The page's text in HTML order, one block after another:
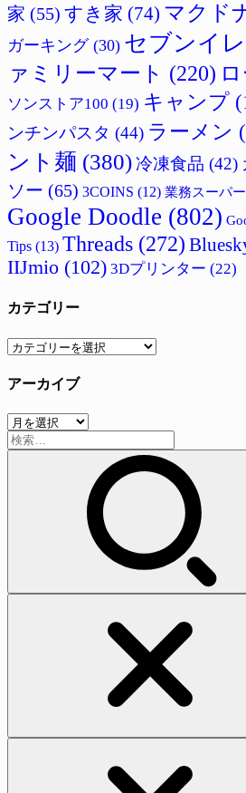
家 (55) すき家 (74) マクド
ガーキング(30) セブンイ
ァミリーマート (220)
ソンストア100 (19) キャンプ
ンチンパスタ (44) ラーメン
ント麺 (380)冷凍食品 (42)
ソー (65) 3COINS (12) 業務スーパー
Google Doodle (802)
Tips (13) Threads (272)
IIJmio (102) 3Dプリンター (22)
カテゴリー
カ
ゴ
ー
アーカイブ
ア
ー
検
索: